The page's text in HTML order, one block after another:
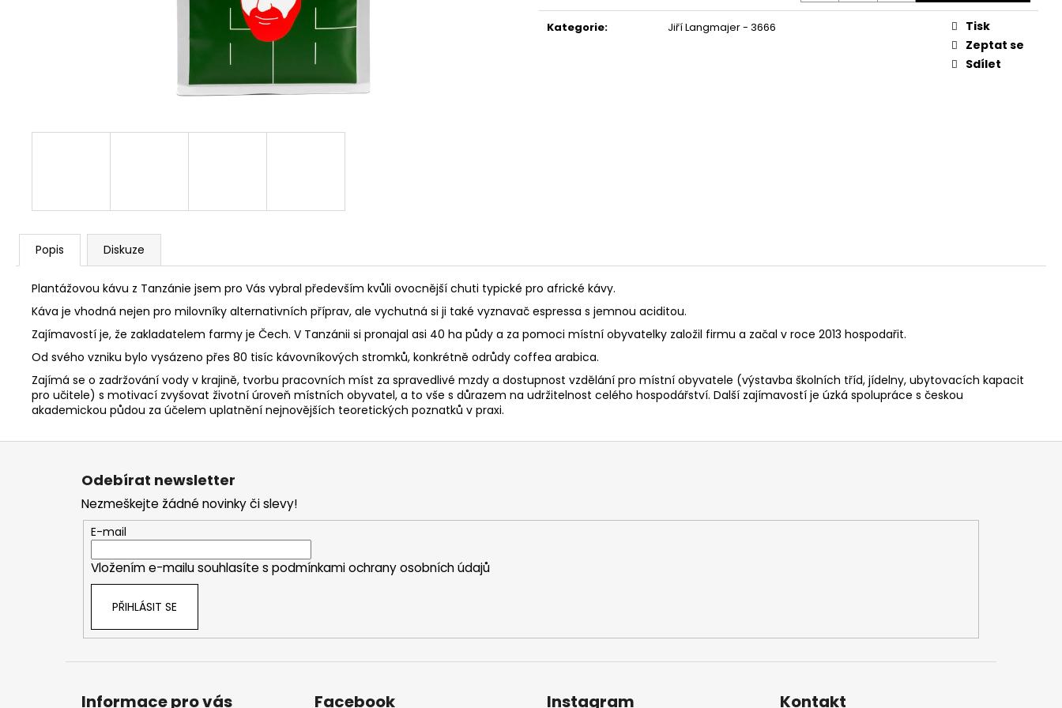
cena:
Kategorie: Jiří Langmajer - 3666
Tisk
Zeptat se
Sdílet
Popis Diskuze
Plantážovou kávu z Tanzánie jsem pro Vás vybral především kvůli ovocnější chuti typické pro africké kávy.
Káva je vhodná nejen pro milovníky alternativních příprav, ale vychutná si ji také vyznavač espressa s jemnou aciditou.
Zajímavostí je, že zakladatelem farmy je Čech. V Tanzánii si pronajal asi 40 ha půdy a za pomoci místní obyvatelky založil firmu a začal v roce 2013 hospodařit.
Od svého vzniku bylo vysázeno přes 80 tisíc kávovníkových stromků, konkrétně odrůdy coffea arabica.
Zajímá se o zadržování vody v krajině, tvorbu pracovních míst za spravedlivé mzdy a dostupnost vzdělání pro místní obyvatele (výstavba školních tříd, jídelny, ubytovacích kapacit
pro učitele) s motivací zvyšovat životní úroveň místních obyvatel, a to vše s důrazem na udržitelnost celého hospodářství. Další zajímavostí je úzká spolupráce s českou
akademickou půdou za účelem uplatnění nejnovějších teoretických poznatků v praxi.
Z
Odebírat newsletter
Nezmeškejte žádné novinky či slevy!
E-mail
Vložením e-mailu souhlasíte s podmínkami ochrany osobních údajů
PŘIHLÁSIT SE
Informace pro vás Facebook Instagram Kontakt